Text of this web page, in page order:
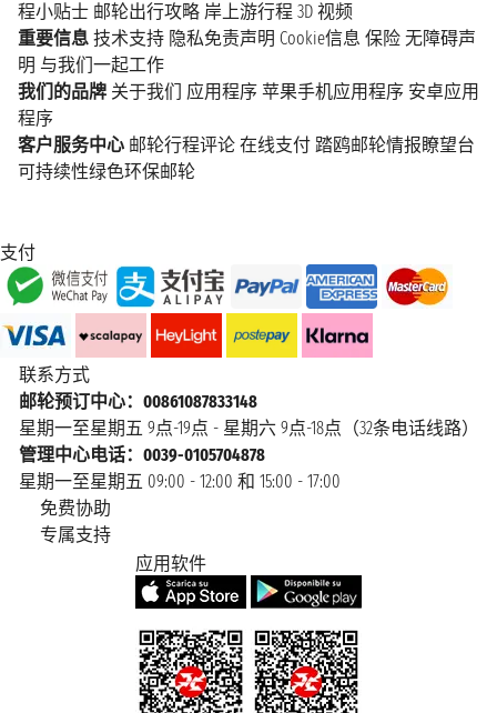
程小贴士 邮轮出行攻略 岸上游行程 3D 视频
重要信息 技术支持 隐私免责声明 Cookie信息 保险 无障碍声
明 与我们一起工作
我们的品牌 关于我们 应用程序 苹果手机应用程序 安卓应用
程序
客户服务中心 邮轮行程评论 在线支付 踏鸥邮轮情报瞭望台
可持续性绿色环保邮轮
支付
联系方式
邮轮预订中心：00861087833148
星期一至星期五 9点-19点 - 星期六 9点-18点（32条电话线路）
管理中心电话：0039-0105704878
星期一至星期五 09:00 - 12:00 和 15:00 - 17:00
免费协助
专属支持
应用软件